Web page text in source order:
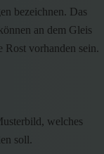
bezeichnen. Das
an dem Gleis
Rost vorhanden sein.
welches
soll.